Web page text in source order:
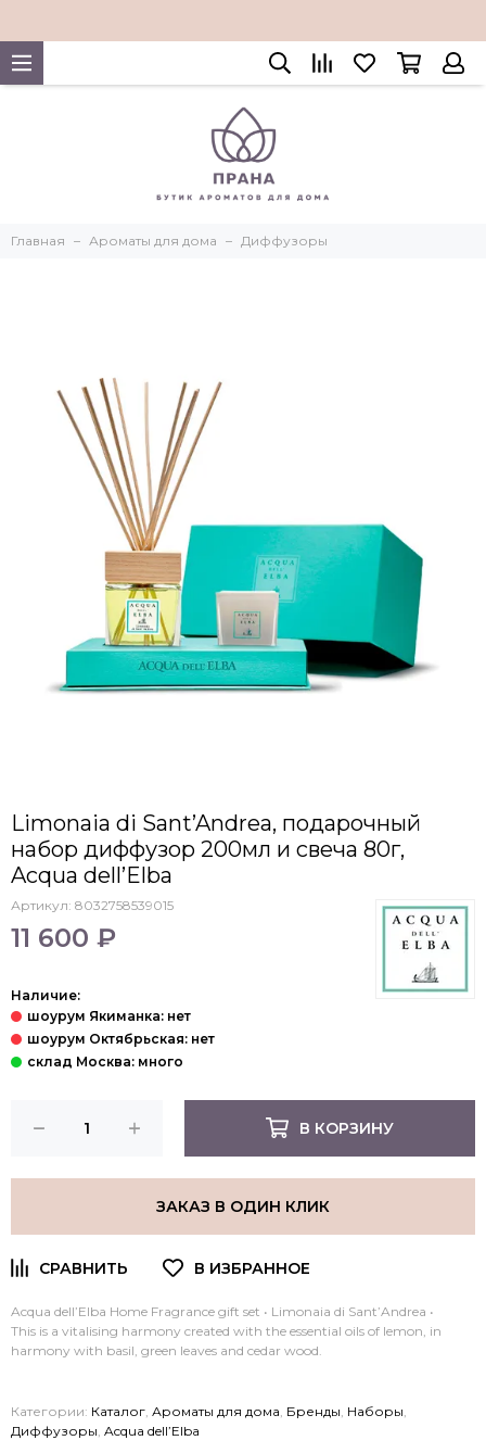
Главная Ароматы для дома Диффузоры
Limonaia di Sant’Andrea, подарочный
набор диффузор 200мл и свеча 80г,
Acqua dell’Elba
Артикул: 8032758539015
11 600 ₽
Наличие:
В КОРЗИНУ
ЗАКАЗ В ОДИН КЛИК
Acqua dell’Elba Home Fragrance gift set • Limonaia di Sant’Andrea •
This is a vitalising harmony created with the essential oils of lemon, in
harmony with basil, green leaves and cedar wood.
Категории: Каталог Ароматы для дома Бренды Наборы
Диффузоры Acqua dell’Elba